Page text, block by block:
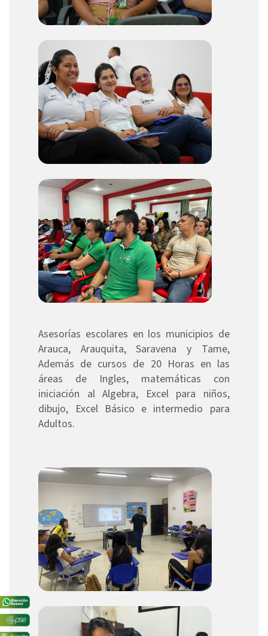
Asesorías escolares en los municipios de
Arauca, Arauquita, Saravena y Tame,
Además de cursos de 20 Horas en las
áreas de Ingles, matemáticas con
iniciación al Algebra, Excel para niños,
dibujo, Excel Básico e intermedio para
Adultos.